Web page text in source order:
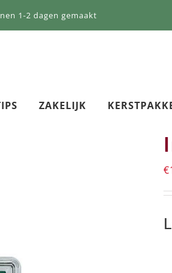
1-2 dagen gemaakt
ZAKELIJK
€